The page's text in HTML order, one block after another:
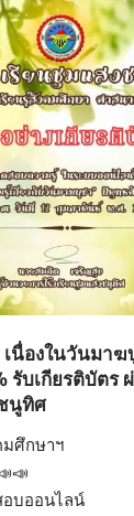
นื่องในวันมา
รับเกียรติบัตร
นูทิศ
มศึกษาฯ
บออนไลน์